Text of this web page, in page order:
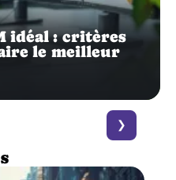
idéal : critères
le meilleur